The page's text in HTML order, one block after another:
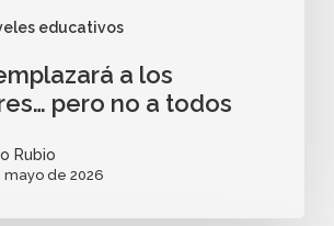
educativos
a los
pero no a todos
Rubio
mayo de 2026